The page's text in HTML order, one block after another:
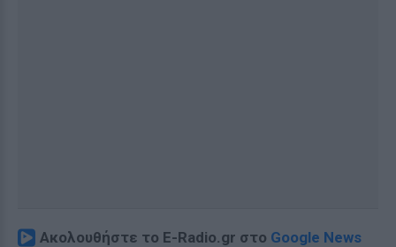
Ακολουθήστε το E-Radio.gr στο Google News